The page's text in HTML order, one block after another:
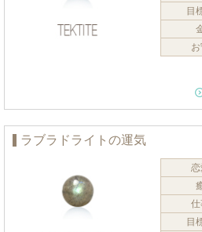
目
お
ラブラドライトの運気
恋
仕
目